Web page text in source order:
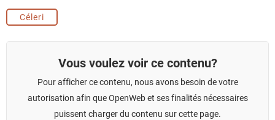
Céleri
Vous voulez voir ce contenu?
Pour afficher ce contenu, nous avons besoin de votre
autorisation afin que OpenWeb et ses finalités nécessaires
puissent charger du contenu sur cette page.